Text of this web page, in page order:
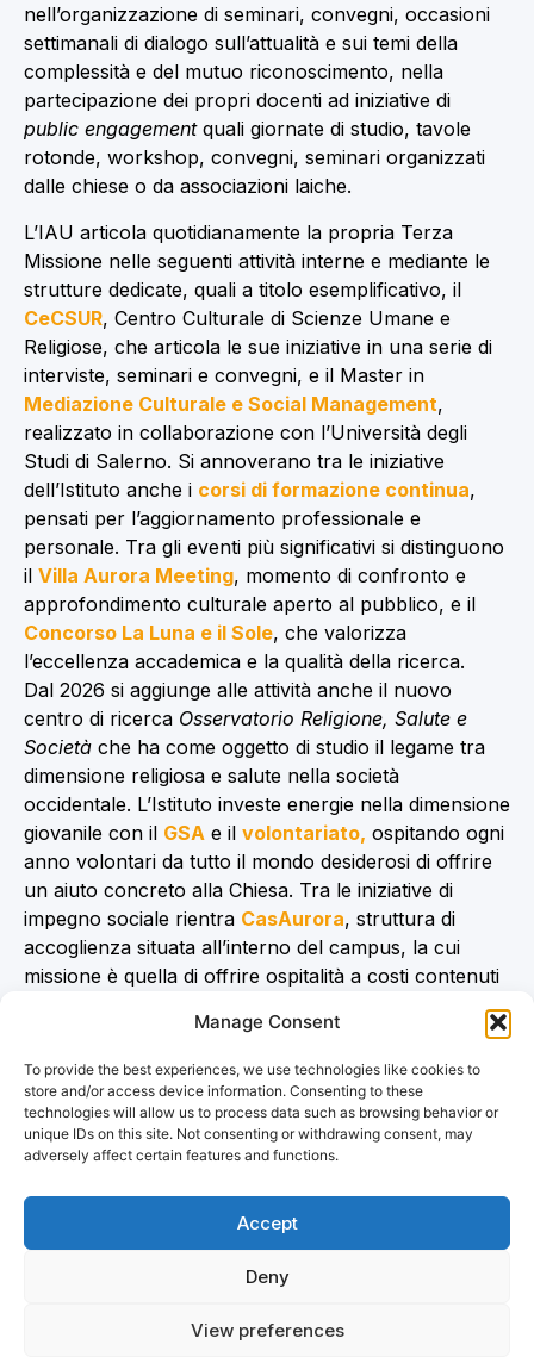
Manage Consent
To provide the best experiences, we use technologies like cookies to
store and/or access device information. Consenting to these
technologies will allow us to process data such as browsing behavior or
unique IDs on this site. Not consenting or withdrawing consent, may
adversely affect certain features and functions.
Accept
Deny
View preferences
nell’organizzazione di seminari, convegni, occasioni
settimanali di dialogo sull’attualità e sui temi della
complessità e del mutuo riconoscimento, nella
partecipazione dei propri docenti ad iniziative di
public engagementquali giornate di studio, tavole
rotonde, workshop, convegni, seminari organizzati
dalle chiese o da associazioni laiche.
L’IAU articola quotidianamente la propria Terza
Missione nelle seguenti attività interne e mediante le
strutture dedicate, quali a titolo esemplificativo, il
CeCSUR, Centro Culturale di Scienze Umane e
Religiose, che articola le sue iniziative in una serie di
interviste, seminari e convegni, e il Master in
Mediazione Culturale e Social Management,
realizzato in collaborazione con l’Università degli
Studi di Salerno. Si annoverano tra le iniziative
dell’Istituto anche i corsi di formazione continua,
pensati per l’aggiornamento professionale e
personale. Tra gli eventi più significativi si distinguono
il Villa Aurora Meeting, momento di confronto e
approfondimento culturale aperto al pubblico, e il
Concorso La Luna e il Sole, che valorizza
l’eccellenza accademica e la qualità della ricerca.
Dal 2026 si aggiunge alle attività anche il nuovo
centro di ricerca Osservatorio Religione, Salute e
Società che ha come oggetto di studio il legame tra
dimensione religiosa e salute nella società
occidentale. L’Istituto investe energie nella dimensione
giovanile con il GSA e il volontariato, ospitando ogni
anno volontari da tutto il mondo desiderosi di offrire
un aiuto concreto alla Chiesa. Tra le iniziative di
impegno sociale rientra CasAurora, struttura di
accoglienza situata all’interno del campus, la cui
missione è quella di offrire ospitalità a costi contenuti
assistere un familiare ricoverato presso il vicino polo
ospedaliero.
Via Ellen Gould White 4/1